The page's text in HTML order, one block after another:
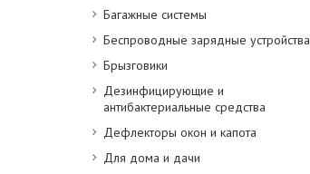
Багажные системы
Беспроводные зарядные устройства
Брызговики
Дезинфицирующие и
антибактериальные средства
Дефлекторы окон и капота
Для дома и дачи